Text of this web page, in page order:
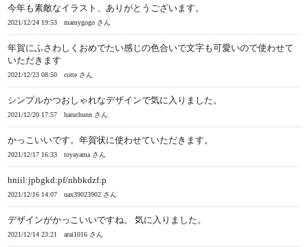
今年も素敵なイラスト、ありがとうございます。
2021/12/24 19:53 mamygogo さん
年賀にふさわしくおめでたい感じの色合いで文字も可愛いので使わせて
いただきます
2021/12/23 08:50 cotte さん
シンプルかつおしゃれなデザインで気に入りました。
2021/12/20 17:57 haruchunn さん
かっこいいです。年賀状に使わせていただきます。
2021/12/17 16:33 toyayama さん
hniil:jpbgkd:pf/nhbkdzf:p
2021/12/16 14:07 uax39023902 さん
デザインがかっこいいですね。 気に入りました。
2021/12/14 23:21 arai1016 さん